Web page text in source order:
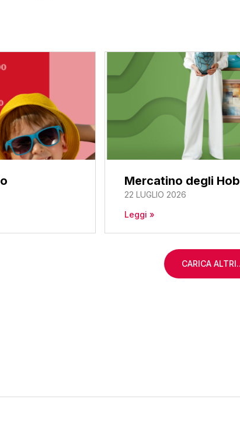
Mercatino degli
22 LUGLIO 2026
Leggi »
CARICA